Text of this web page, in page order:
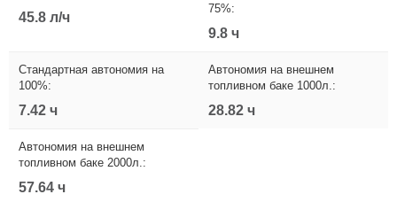
45.8 л/ч
75%:
9.8 ч
Стандартная автономия на
100%:
7.42 ч
Автономия на внешнем
топливном баке 1000л.:
28.82 ч
Автономия на внешнем
топливном баке 2000л.:
57.64 ч